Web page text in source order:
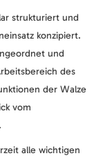
strukturiert und
konzipiert.
und
des
der Walze
vom
alle wichtigen